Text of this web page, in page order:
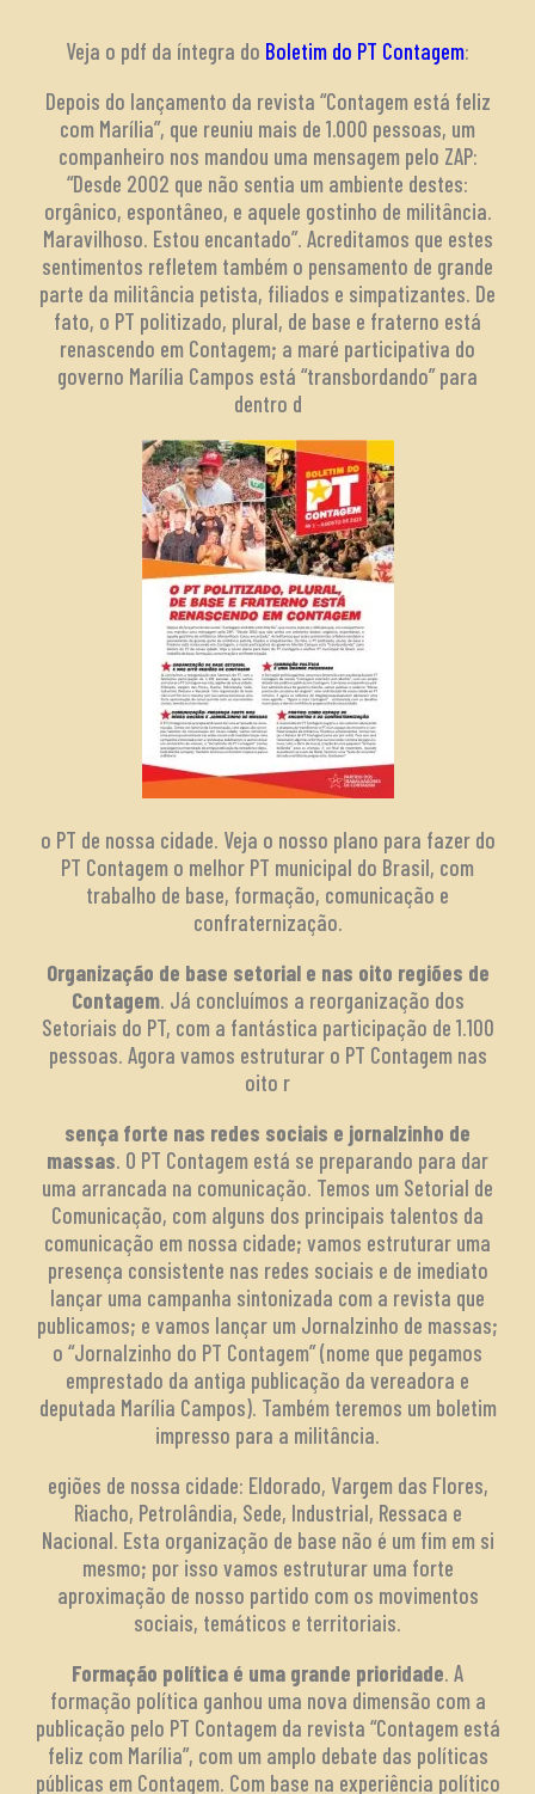
Veja o pdf da íntegra do Boletim do PT Contagem:
Depois do lançamento da revista “Contagem está feliz
com Marília”, que reuniu mais de 1.000 pessoas, um
companheiro nos mandou uma mensagem pelo ZAP:
“Desde 2002 que não sentia um ambiente destes:
orgânico, espontâneo, e aquele gostinho de militância.
Maravilhoso. Estou encantado”. Acreditamos que estes
sentimentos refletem também o pensamento de grande
parte da militância petista, filiados e simpatizantes. De
fato, o PT politizado, plural, de base e fraterno está
renascendo em Contagem; a maré participativa do
governo Marília Campos está “transbordando” para
dentro d
o PT de nossa cidade. Veja o nosso plano para fazer do
PT Contagem o melhor PT municipal do Brasil, com
trabalho de base, formação, comunicação e
confraternização.
Organização de base setorial e nas oito regiões de
Contagem. Já concluímos a reorganização dos
Setoriais do PT, com a fantástica participação de 1.100
pessoas. Agora vamos estruturar o PT Contagem nas
oito r
sença forte nas redes sociais e jornalzinho de
massas. O PT Contagem está se preparando para dar
uma arrancada na comunicação. Temos um Setorial de
Comunicação, com alguns dos principais talentos da
comunicação em nossa cidade; vamos estruturar uma
presença consistente nas redes sociais e de imediato
lançar uma campanha sintonizada com a revista que
publicamos; e vamos lançar um Jornalzinho de massas;
o “Jornalzinho do PT Contagem” (nome que pegamos
emprestado da antiga publicação da vereadora e
deputada Marília Campos). Também teremos um boletim
impresso para a militância.
egiões de nossa cidade: Eldorado, Vargem das Flores,
Riacho, Petrolândia, Sede, Industrial, Ressaca e
Nacional. Esta organização de base não é um fim em si
mesmo; por isso vamos estruturar uma forte
aproximação de nosso partido com os movimentos
sociais, temáticos e territoriais.
Formação política é uma grande prioridade. A
formação política ganhou uma nova dimensão com a
publicação pelo PT Contagem da revista “Contagem está
feliz com Marília”, com um amplo debate das políticas
públicas em Contagem. Com base na experiência político